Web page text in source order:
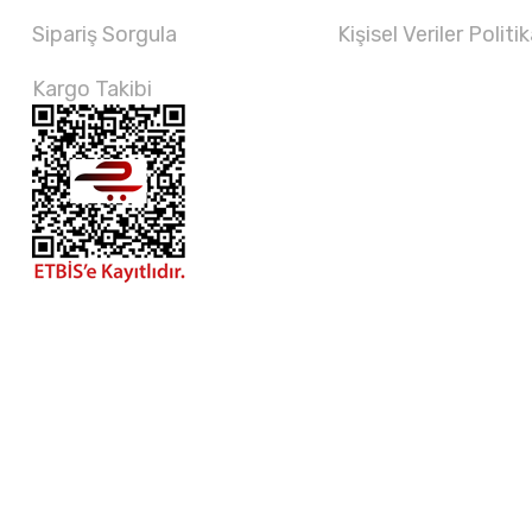
Sipariş Sorgula
Kargo Takibi
Kişisel Veriler